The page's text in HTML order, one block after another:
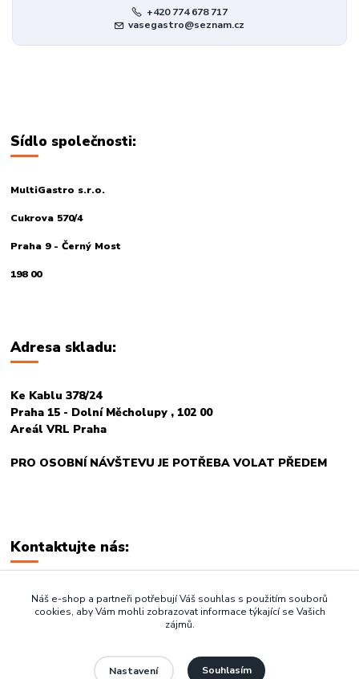
+420 774 678 717
vasegastro@seznam.cz
Sídlo společnosti:
MultiGastro s.r.o.
Cukrova 570/4
Praha 9 - Černý Most
198 00
Adresa skladu:
Ke Kablu 378/24
Praha 15 - Dolní Měcholupy , 102 00
Areál VRL Praha
PRO OSOBNÍ NÁVŠTEVU JE POTŘEBA VOLAT PŘEDEM
Kontaktujte nás:
+420 774 678 717
Náš e-shop a partneři potřebují Váš souhlas s použitím souborů
cookies, aby Vám mohli zobrazovat informace týkající se Vašich
zájmů.
Nastavení Souhlasím